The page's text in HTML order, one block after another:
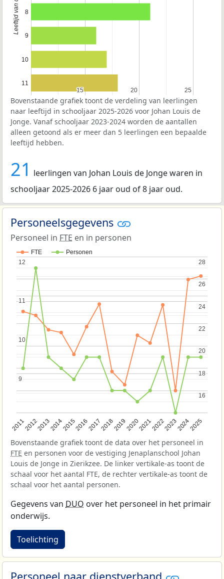
15
15 20
20 25
25
8
9
10
11
Bovenstaande grafiek toont de verdeling van leerlingen
naar leeftijd in schooljaar 2025-2026 voor Johan Louis de
Jonge. Vanaf schooljaar 2023-2024 worden de aantallen
alleen getoond als er meer dan 5 leerlingen een bepaalde
leeftijd hebben.
21 leerlingen van Johan Louis de Jonge waren in
schooljaar 2025-2026 6 jaar oud of 8 jaar oud.
Personeelsgegevens
Personeel in FTE en in personen
FTE Personen
201120122013201420152016201720182019202020212022202320242025
9
9
10
10
11
11
12
12
16
16
18
18
20
20
22
22
24
24
26
26
28
28
Bovenstaande grafiek toont de data over het personeel in
FTE en personen voor de vestiging Jenaplanschool Johan
Louis de Jonge in Zierikzee. De linker vertikale-as toont de
schaal voor het aantal FTE, de rechter vertikale-as toont de
schaal voor het aantal personen.
Gegevens van DUO over het personeel in het primair
onderwijs.
Toelichting